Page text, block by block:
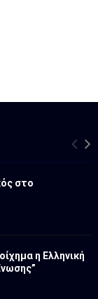
στο
η Ελληνική